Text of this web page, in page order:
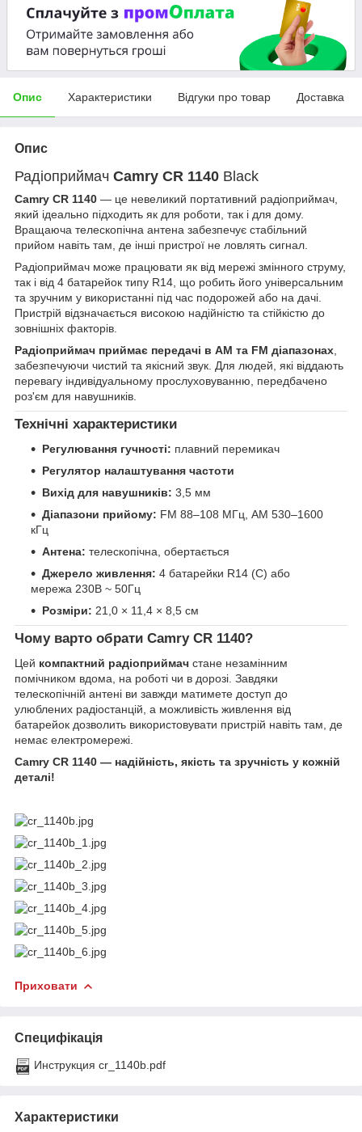
Опис Характеристики Відгуки про товар Доставка
Опис
Радіоприймач Camry CR 1140 Black
Camry CR 1140 — це невеликий портативний радіоприймач,
який ідеально підходить як для роботи, так і для дому.
Вращаюча телескопічна антена забезпечує стабільний
прийом навіть там, де інші пристрої не ловлять сигнал.
Радіоприймач може працювати як від мережі змінного струму,
так і від 4 батарейок типу R14, що робить його універсальним
та зручним у використанні під час подорожей або на дачі.
Пристрій відзначається високою надійністю та стійкістю до
зовнішніх факторів.
Радіоприймач приймає передачі в AM та FM діапазонах,
забезпечуючи чистий та якісний звук. Для людей, які віддають
перевагу індивідуальному прослуховуванню, передбачено
роз'єм для навушників.
Технічні характеристики
Регулювання гучності: плавний перемикач
Регулятор налаштування частоти
Вихід для навушників: 3,5 мм
Діапазони прийому: FM 88–108 МГц, AM 530–1600
кГц
Антена: телескопічна, обертається
Джерело живлення: 4 батарейки R14 (C) або
мережа 230В ~ 50Гц
Розміри: 21,0 × 11,4 × 8,5 см
Чому варто обрати Camry CR 1140?
Цей компактний радіоприймач стане незамінним
помічником вдома, на роботі чи в дорозі. Завдяки
телескопічній антені ви завжди матимете доступ до
улюблених радіостанцій, а можливість живлення від
батарейок дозволить використовувати пристрій навіть там, де
немає електромережі.
Camry CR 1140 — надійність, якість та зручність у кожній
деталі!
Приховати
Специфікація
Инструкция cr_1140b.pdf
Характеристики